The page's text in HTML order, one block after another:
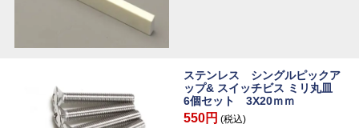
ステンレス シングルピックア
ップ& スイッチビス ミリ丸皿
6個セット 3X20ｍｍ
550円 (税込)